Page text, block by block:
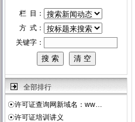
栏 目：
方 式：
关键字：
全部排行
☉许可证查询网新域名：ww…
☉许可证培训讲义